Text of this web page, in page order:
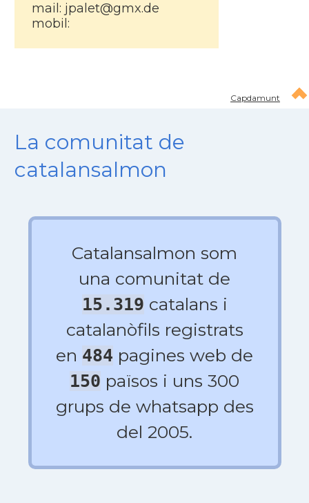
mail: jpalet@gmx.de
mobil:
Capdamunt
La comunitat de
catalansalmon
Catalansalmon som
una comunitat de
15.319 catalans i
catalanòfils registrats
en 484 pagines web de
150 països i uns 300
grups de whatsapp des
del 2005.